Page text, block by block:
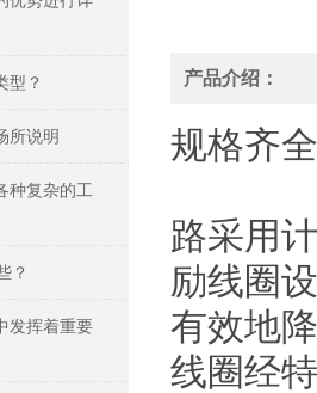
型？
所说明
种复杂的工
？
发挥着重要
产品介绍：
规格齐全
路采用
励线圈
有效地
线圈经